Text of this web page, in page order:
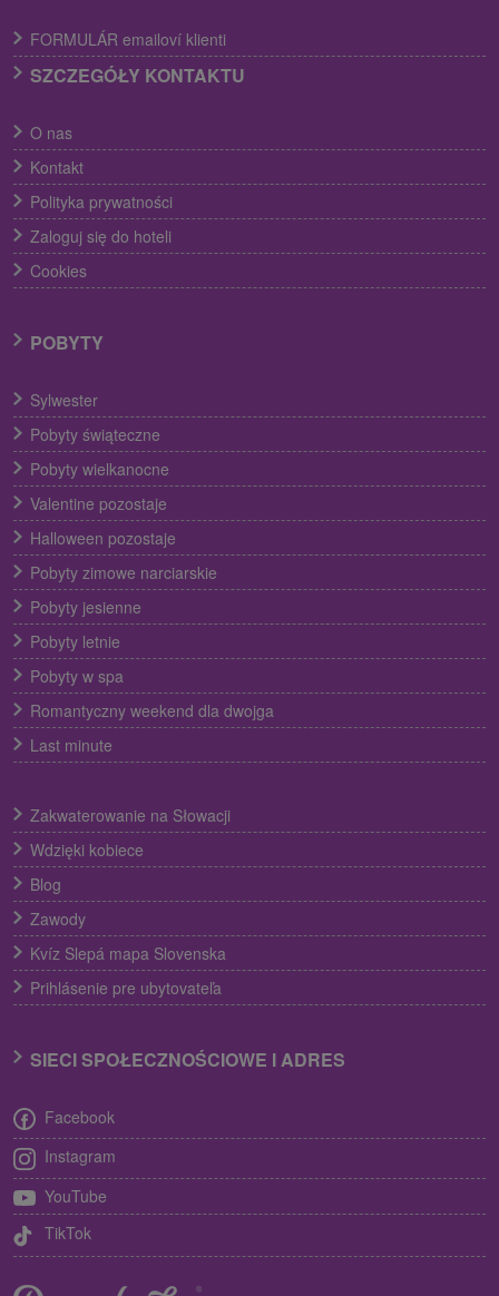
FORMULÁR emailoví klienti
SZCZEGÓŁY KONTAKTU
O nas
Kontakt
Polityka prywatności
Zaloguj się do hoteli
Cookies
POBYTY
Sylwester
Pobyty świąteczne
Pobyty wielkanocne
Valentine pozostaje
Halloween pozostaje
Pobyty zimowe narciarskie
Pobyty jesienne
Pobyty letnie
Pobyty w spa
Romantyczny weekend dla dwojga
Last minute
Zakwaterowanie na Słowacji
Wdzięki kobiece
Blog
Zawody
Kvíz Slepá mapa Slovenska
Prihlásenie pre ubytovateľa
SIECI SPOŁECZNOŚCIOWE I ADRES
Facebook
Instagram
YouTube
TikTok